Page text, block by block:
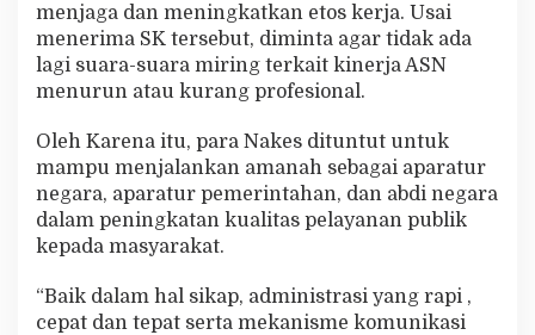
menjaga dan meningkatkan etos kerja. Usai
menerima SK tersebut, diminta agar tidak ada
lagi suara-suara miring terkait kinerja ASN
menurun atau kurang profesional.
Oleh Karena itu, para Nakes dituntut untuk
mampu menjalankan amanah sebagai aparatur
negara, aparatur pemerintahan, dan abdi negara
dalam peningkatan kualitas pelayanan publik
kepada masyarakat.
“Baik dalam hal sikap, administrasi yang rapi ,
cepat dan tepat serta mekanisme komunikasi